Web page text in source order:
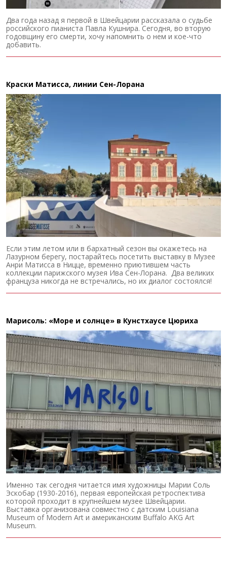
Два года назад я первой в Швейцарии рассказала о судьбе
российского пианиста Павла Кушнира. Сегодня, во вторую
годовщину его смерти, хочу напомнить о нем и кое-что
добавить.
Краски Матисса, линии Сен-Лорана
Если этим летом или в бархатный сезон вы окажетесь на
Лазурном берегу, постарайтесь посетить выставку в Музее
Анри Матисса в Ницце, временно приютившем часть
коллекции парижского музея Ива Сен-Лорана. Два великих
француза никогда не встречались, но их диалог состоялся!
Марисоль: «Море и солнце» в Кунстхаусе Цюриха
Именно так сегодня читается имя художницы Марии Соль
Эскобар (1930-2016), первая европейская ретроспектива
которой проходит в крупнейшем музее Швейцарии.
Выставка организована совместно с датским Louisiana
Museum of Modern Art и американским Buffalo AKG Art
Museum.